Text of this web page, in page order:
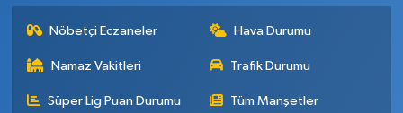
Nöbetçi Eczaneler Hava Durumu
Namaz Vakitleri Trafik Durumu
Süper Lig Puan Durumu
Tüm Manşetler